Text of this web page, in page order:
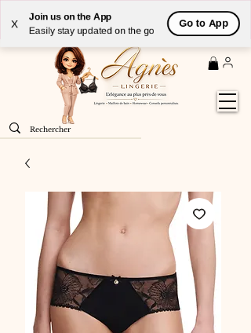
X
Join us on the App
Easily stay updated on the go
Go to App
Livraison GRATUITE(à partir de 59€) à domicile par
Colissimo en France métropolitaine